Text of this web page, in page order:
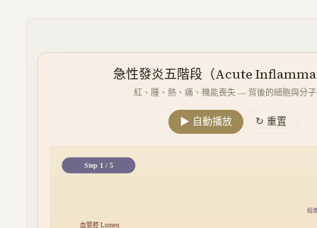
急性發炎五階段（Acute
紅、腫、熱、痛、機能喪失 — 背後的細胞與分
▶ 自動播放 ↻ 重置
血管腔 Lumen
組
Step 1/ 5